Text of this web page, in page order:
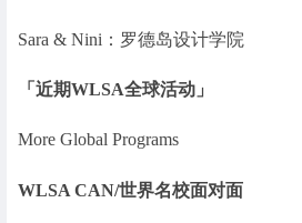
Sara & Nini：罗德岛设计学院
「近期WLSA全球活动」
More Global Programs
WLSA CAN/世界名校面对面